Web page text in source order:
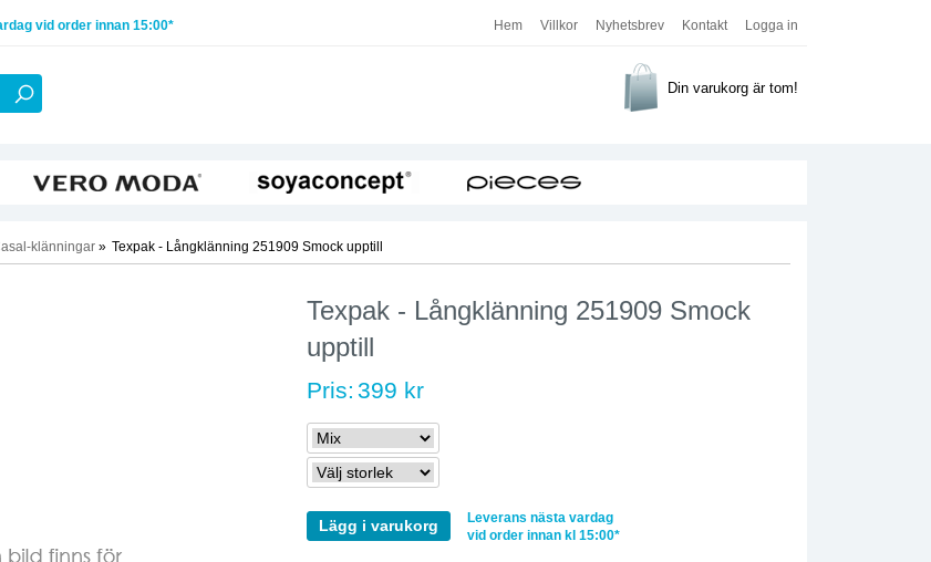
Hem Villkor Nyhetsbrev Kontakt Logga in
vid order innan 15:00*
Din varukorg är tom!
klänningar » Texpak - Långklänning 251909 Smock upptill
Texpak - Långklänning 251909 Smock
upptill
Pris: 399 kr
Lägg i varukorg
Leverans nästa vardag
vid order innan kl 15:00*